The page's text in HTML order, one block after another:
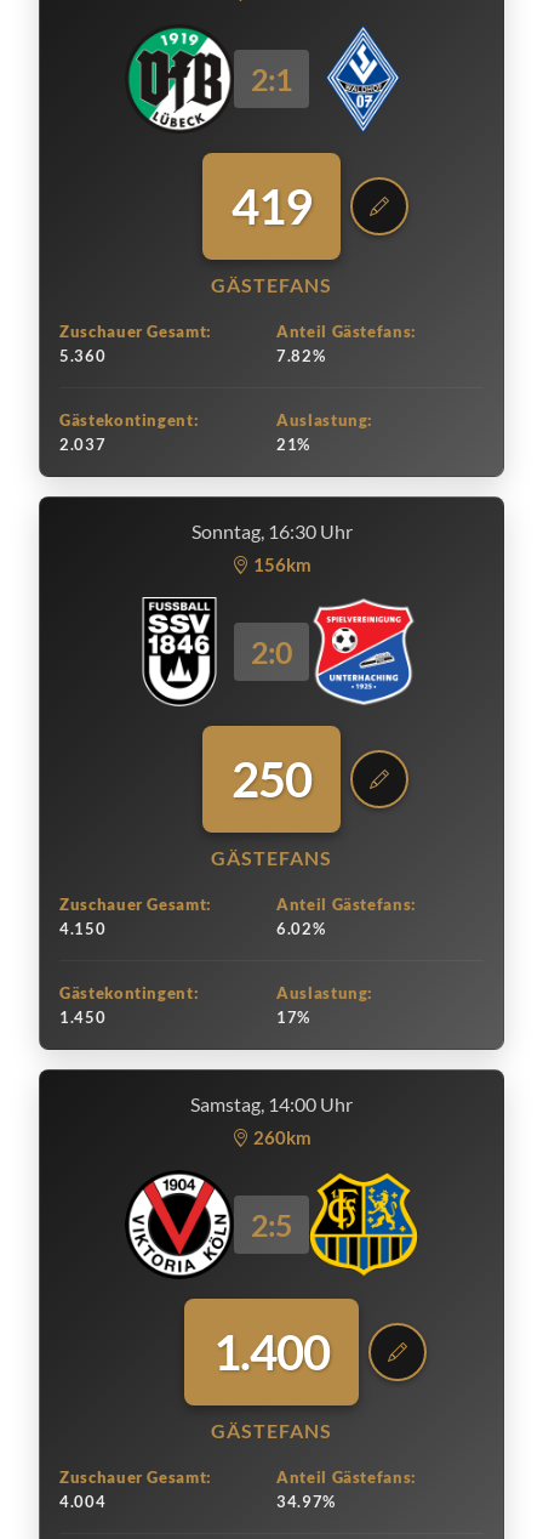
2:1
419
GÄSTEFANS
Zuschauer Gesamt:
5.360
Anteil Gästefans:
7.82%
Gästekontingent:
2.037
Auslastung:
21%
Sonntag, 16:30 Uhr
156km
2:0
250
GÄSTEFANS
Zuschauer Gesamt:
4.150
Anteil Gästefans:
6.02%
Gästekontingent:
1.450
Auslastung:
17%
Samstag, 14:00 Uhr
260km
2:5
1.400
GÄSTEFANS
Zuschauer Gesamt:
4.004
Anteil Gästefans:
34.97%